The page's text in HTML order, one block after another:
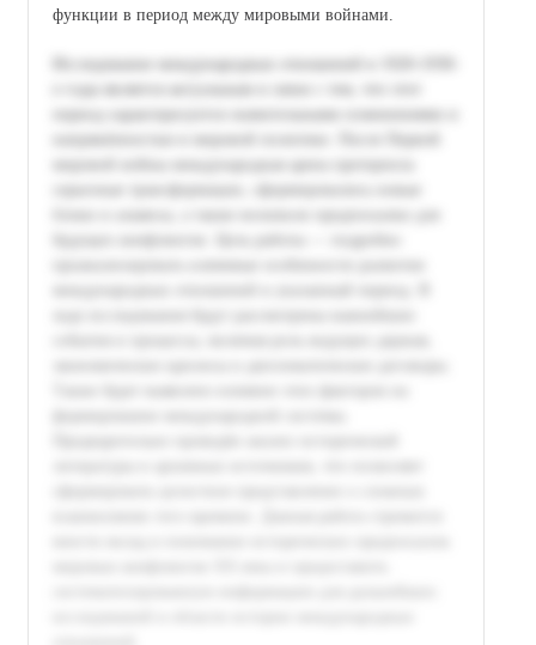
функции в период между мировыми войнами.